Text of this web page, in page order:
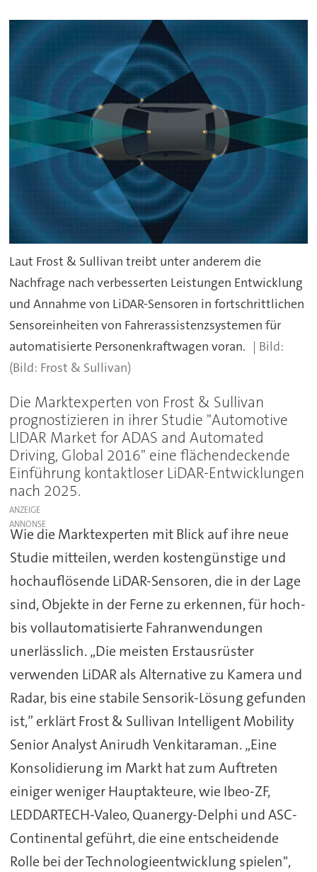
Laut Frost & Sullivan treibt unter anderem die
Nachfrage nach verbesserten Leistungen Entwicklung
und Annahme von LiDAR-Sensoren in fortschrittlichen
Sensoreinheiten von Fahrerassistenzsystemen für
automatisierte Personenkraftwagen voran.
(Bild: Frost & Sullivan)
Die Marktexperten von Frost & Sullivan
prognostizieren in ihrer Studie "Automotive
LIDAR Market for ADAS and Automated
Driving, Global 2016" eine flächendeckende
Einführung kontaktloser LiDAR-Entwicklungen
nach 2025.
ANZEIGE
Wie die Marktexperten mit Blick auf ihre neue
Studie mitteilen, werden kostengünstige und
hochauflösende LiDAR-Sensoren, die in der Lage
sind, Objekte in der Ferne zu erkennen, für hoch-
bis vollautomatisierte Fahranwendungen
unerlässlich. „Die meisten Erstausrüster
verwenden LiDAR als Alternative zu Kamera und
Radar, bis eine stabile Sensorik-Lösung gefunden
ist,” erklärt Frost & Sullivan Intelligent Mobility
Senior Analyst Anirudh Venkitaraman. „Eine
Konsolidierung im Markt hat zum Auftreten
einiger weniger Hauptakteure, wie Ibeo-ZF,
LEDDARTECH-Valeo, Quanergy-Delphi und ASC-
Continental geführt, die eine entscheidende
Rolle bei der Technologieentwicklung spielen",